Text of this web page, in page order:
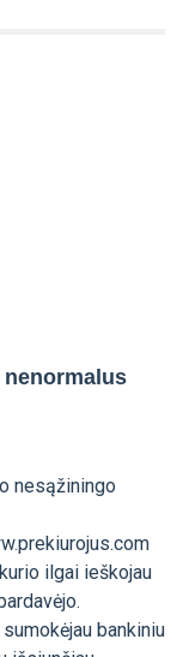
nesąžiningo
ilgai ieškojau
bankiniu